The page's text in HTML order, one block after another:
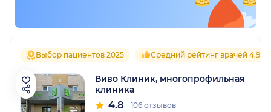
Выбор пациентов 2025 Средний рейтинг врачей 4.9
Виво Клиник, многопрофильная
клиника
4.8 106 отзывов